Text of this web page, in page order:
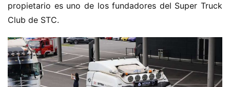
propietario es uno de los fundadores del Super Truck
Club de STC.